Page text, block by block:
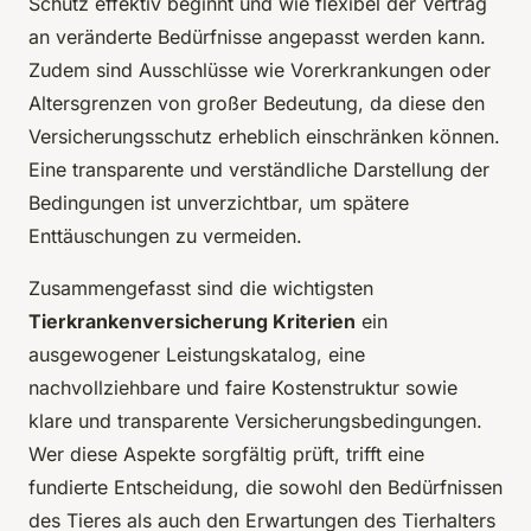
an veränderte Bedürfnisse angepasst werden kann.
Zudem sind Ausschlüsse wie Vorerkrankungen oder
Altersgrenzen von großer Bedeutung, da diese den
Versicherungsschutz erheblich einschränken können.
Eine transparente und verständliche Darstellung der
Bedingungen ist unverzichtbar, um spätere
Enttäuschungen zu vermeiden.
Zusammengefasst sind die wichtigsten
Tierkrankenversicherung Kriterien ein
ausgewogener Leistungskatalog, eine
nachvollziehbare und faire Kostenstruktur sowie
klare und transparente Versicherungsbedingungen.
Wer diese Aspekte sorgfältig prüft, trifft eine
fundierte Entscheidung, die sowohl den Bedürfnissen
des Tieres als auch den Erwartungen des Tierhalters